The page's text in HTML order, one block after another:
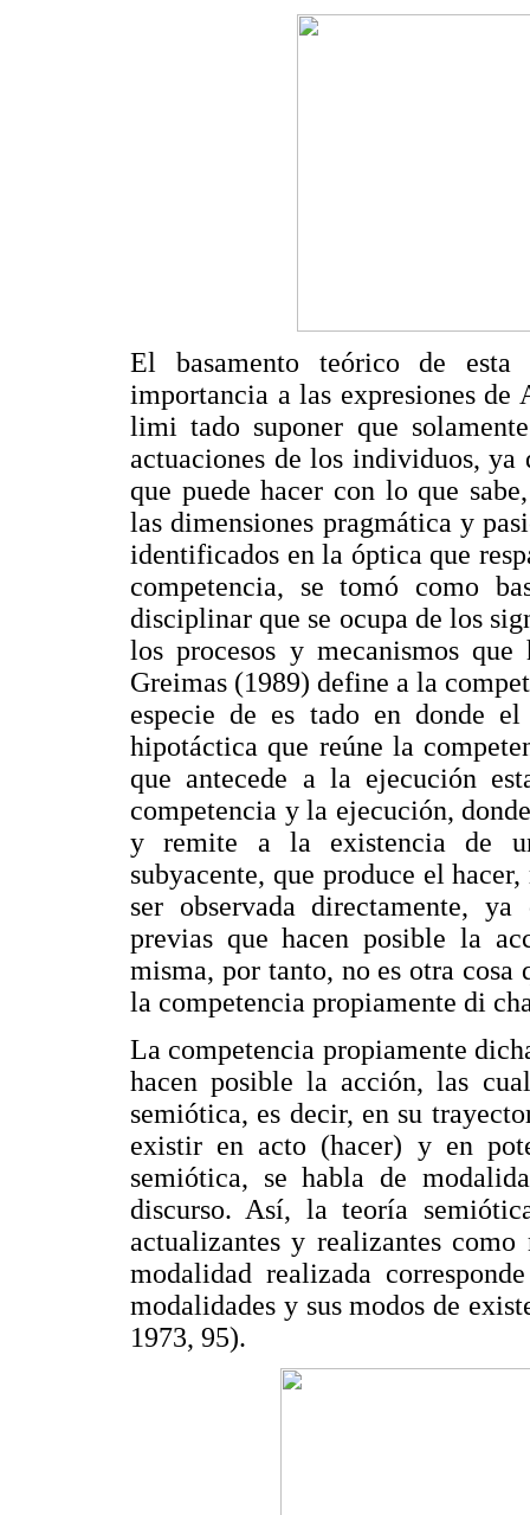
El basamento teórico de esta
importancia a las expresiones de
limi tado suponer que
actuaciones de los individuos, ya
que puede hacer con lo que
las dimensiones pragmática y
identificados en la óptica que
competencia, se tomó como
disciplinar que se ocupa de los
los procesos y mecanismos
Greimas (1989) define a la
especie de es tado en donde
hipotáctica que reúne la
que antecede a la ejecución
competencia y la ejecución,
y remite a la existencia de
subyacente, que produce el
ser observada directamente,
previas que hacen posible la
misma, por tanto, no es otra
la competencia propiamente di
La competencia propiamente
hacen posible la acción, las
semiótica, es decir, en su
existir en acto (hacer) y en
semiótica, se habla de
discurso. Así, la teoría
actualizantes y realizantes
modalidad realizada
modalidades y sus modos de
1973, 95).